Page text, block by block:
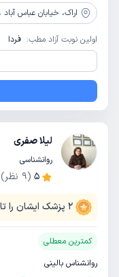
اراک، خیابان عباس آباد ، نرسیده به
اولین نوبت آزاد مطب: فردا
لیلا صفری
روانشناسی
5
(
9 نظر)
2 پزشک ایشان را
کمترین معطلی
روانشناس بالینی